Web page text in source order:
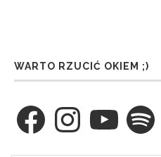
WARTO RZUCIĆ OKIEM ;)
FacebookInstagramYouTube Spotify